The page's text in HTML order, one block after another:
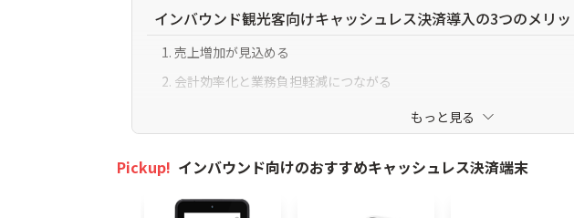
インバウンド観光客向けキャッシュレス決済導入の3つのメリッ
1. 売上増加が見込める
2. 会計効率化と業務負担軽減につながる
3. 言語・通貨の壁を解消して顧客満足度向上
国や地域によって使われる決済手段が異なる
対応ブランドを増やしすぎると運用が複雑になる
もっと見る
Pickup! インバウンド向けのおすすめキャッシュレス決済端末